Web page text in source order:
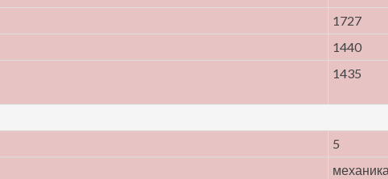
1727
1440
1435
5